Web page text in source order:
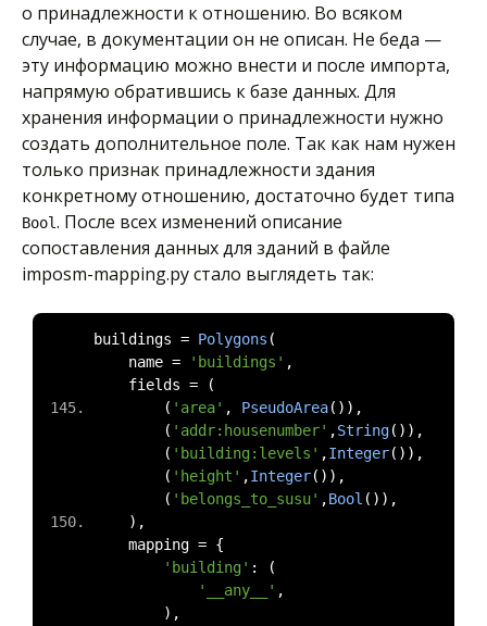
о принадлежности к отношению. Во всяком
случае, в документации он не описан. Не беда —
эту информацию можно внести и после импорта,
напрямую обратившись к базе данных. Для
хранения информации о принадлежности нужно
создать дополнительное поле. Так как нам нужен
только признак принадлежности здания
конкретному отношению, достаточно будет типа
Bool. После всех изменений описание
сопоставления данных для зданий в файле
imposm-mapping.py стало выглядеть так:
buildings = Polygons (
    name
= 'buildings' ,
    fields
=
(
( 'area' , PseudoArea()),
( 'addr:housenumber' ,String()),
( 'building:levels' ,Integer()),
( 'height' ,Integer()),
( 'belongs_to_susu' ,Bool ()),
),
    mapping
= {
'building' :
(
'__any__' ,
),